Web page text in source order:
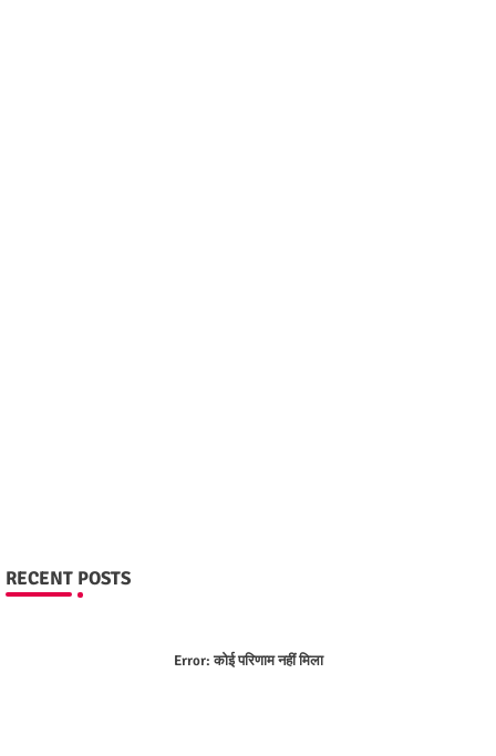
RECENT POSTS
Error:कोई परिणाम नहीं मिला